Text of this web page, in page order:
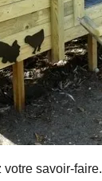
votre savoir-faire.